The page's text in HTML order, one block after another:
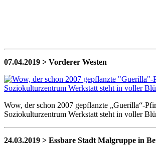
07.04.2019 > Vorderer Westen
Wow, der schon 2007 gepflanzte „Guerilla“-
Soziokulturzentrum Werkstatt steht in voller
24.03.2019 > Essbare Stadt Malgruppe in